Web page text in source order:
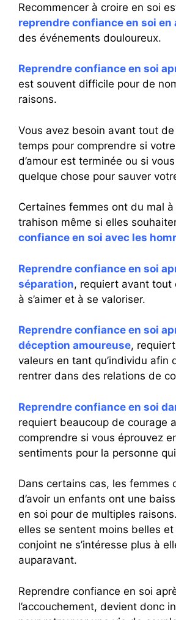
Recommencer à croire en soi
reprendre confiance en soi en
des événements douloureux.
Reprendre confiance en soi
est souvent difficile pour de
raisons.
Vous avez besoin avant tout
temps pour comprendre si
d’amour est terminée ou si
quelque chose pour sauver
Certaines femmes ont du mal
trahison même si elles
confiance en soi avec les
Reprendre confiance en soi
séparation, requiert avant tout
à s’aimer et à se valoriser.
Reprendre confiance en soi
déception amoureuse,
valeurs en tant qu’individu afin
rentrer dans des relations de
Reprendre confiance en soi
requiert beaucoup de courage
comprendre si vous éprouvez
sentiments pour la personne
Dans certains cas, les femmes
d’avoir un enfants ont une
en soi pour de multiples
elles se sentent moins belles
conjoint ne s’intéresse plus à
auparavant.
Reprendre confiance en soi
l’accouchement, devient donc